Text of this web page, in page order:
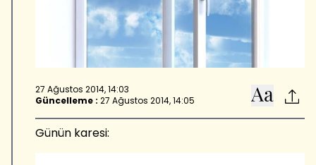
27 Ağustos 2014, 14:03
Güncelleme : 27 Ağustos 2014, 14:05
Günün karesi: